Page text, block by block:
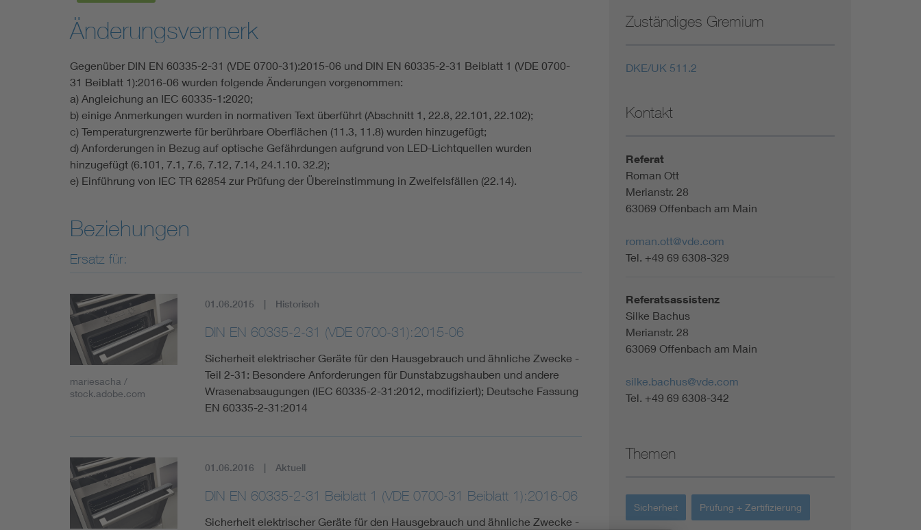
Änderungsvermerk
Gegenüber DIN EN 60335-2-31 (VDE 0700-31):2015-06 und DIN EN 60335-2-31 Beiblatt 1 (VDE 0700-
31 Beiblatt 1):2016-06 wurden folgende Änderungen vorgenommen:
a) Angleichung an IEC 60335-1:2020;
b) einige Anmerkungen wurden in normativen Text überführt (Abschnitt 1, 22.8, 22.101, 22.102);
c) Temperaturgrenzwerte für berührbare Oberflächen (11.3, 11.8) wurden hinzugefügt;
d) Anforderungen in Bezug auf optische Gefährdungen aufgrund von LED-Lichtquellen wurden
hinzugefügt (6.101, 7.1, 7.6, 7.12, 7.14, 24.1.10. 32.2);
e) Einführung von IEC TR 62854 zur Prüfung der Übereinstimmung in Zweifelsfällen (22.14).
Beziehungen
Ersatz für:
mariesacha /
stock.adobe.com
01.06.2015 Historisch
DIN EN 60335-2-31 (VDE 0700-31):2015-06
Sicherheit elektrischer Geräte für den Hausgebrauch und ähnliche Zwecke -
Teil 2-31: Besondere Anforderungen für Dunstabzugshauben und andere
Wrasenabsaugungen (IEC 60335-2-31:2012, modifiziert); Deutsche Fassung
EN 60335-2-31:2014
01.06.2016 Aktuell
DIN EN 60335-2-31 Beiblatt 1 (VDE 0700-31 Beiblatt 1):2016-06
Sicherheit elektrischer Geräte für den Hausgebrauch und ähnliche Zwecke -
Zuständiges Gremium
DKE/UK 511.2
Kontakt
Referat
Roman Ott
Merianstr. 28
63069 Offenbach am Main
roman.ott@vde.com
Tel. +49 69 6308-329
Referatsassistenz
Silke Bachus
Merianstr. 28
63069 Offenbach am Main
silke.bachus@vde.com
Tel. +49 69 6308-342
Themen
Sicherheit Prüfung + Zertifizierung